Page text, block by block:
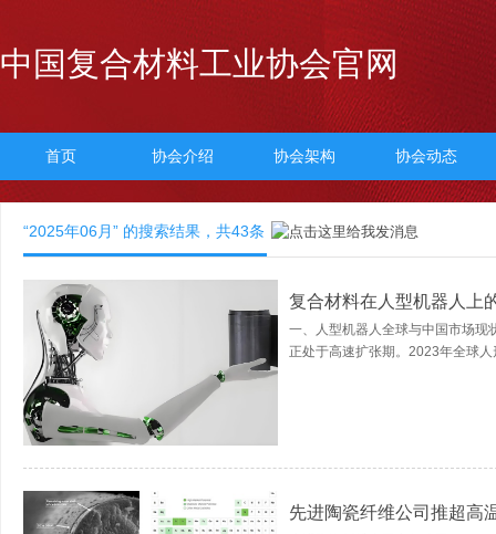
中国复合材料工业协会官网
首页 协会介绍 协会架构 协会动态
“2025年06月” 的搜索结果，共43条
复合材料在人型机器人上
一、人型机器人全球与中国市场现
正处于高速扩张期。2023年全球
先进陶瓷纤维公司推超高